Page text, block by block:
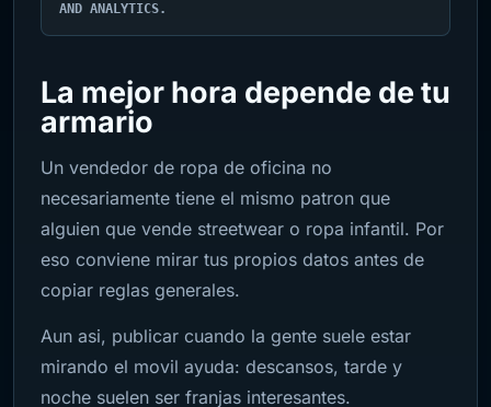
AND ANALYTICS.
La mejor hora depende de tu
armario
Un vendedor de ropa de oficina no
necesariamente tiene el mismo patron que
alguien que vende streetwear o ropa infantil. Por
eso conviene mirar tus propios datos antes de
copiar reglas generales.
Aun asi, publicar cuando la gente suele estar
mirando el movil ayuda: descansos, tarde y
noche suelen ser franjas interesantes.